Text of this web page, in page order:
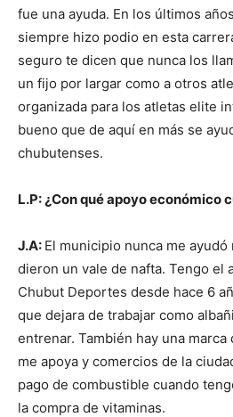
fue una ayuda. En los últimos
siempre hizo podio en esta
seguro te dicen que nunca los
un fijo por largar como a otros
organizada para los atletas elite
bueno que de aquí en más se
chubutenses.
L.P: ¿Con qué apoyo económico
J.A: El municipio nunca me
dieron un vale de nafta. Tengo el
Chubut Deportes desde hace 6
que dejara de trabajar como
entrenar. También hay una
me apoya y comercios de la
pago de combustible cuando
la compra de vitaminas.